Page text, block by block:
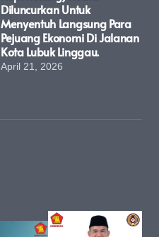
Diluncurkan Untuk
Menyentuh Langsung Para
Pejuang Ekonomi Di Jalanan
Kota Lubuk Linggau.
April 21, 2026